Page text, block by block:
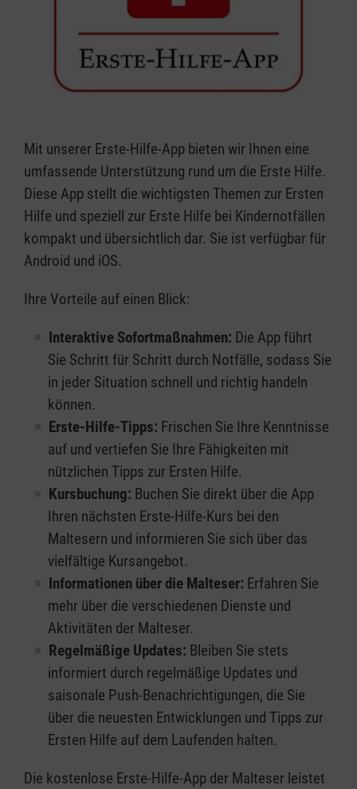
Mit unserer Erste-Hilfe-App bieten wir Ihnen eine
umfassende Unterstützung rund um die Erste Hilfe.
Diese App stellt die wichtigsten Themen zur Ersten
Hilfe und speziell zur Erste Hilfe bei Kindernotfällen
kompakt und übersichtlich dar. Sie ist verfügbar für
Android und iOS.
Ihre Vorteile auf einen Blick:
Interaktive Sofortmaßnahmen: Die App führt
Sie Schritt für Schritt durch Notfälle, sodass Sie
in jeder Situation schnell und richtig handeln
können.
Erste-Hilfe-Tipps: Frischen Sie Ihre Kenntnisse
auf und vertiefen Sie Ihre Fähigkeiten mit
nützlichen Tipps zur Ersten Hilfe.
Kursbuchung: Buchen Sie direkt über die App
Ihren nächsten Erste-Hilfe-Kurs bei den
Maltesern und informieren Sie sich über das
vielfältige Kursangebot.
Informationen über die Malteser: Erfahren Sie
mehr über die verschiedenen Dienste und
Aktivitäten der Malteser.
Regelmäßige Updates: Bleiben Sie stets
informiert durch regelmäßige Updates und
saisonale Push-Benachrichtigungen, die Sie
über die neuesten Entwicklungen und Tipps zur
Ersten Hilfe auf dem Laufenden halten.
Die kostenlose Erste-Hilfe-App der Malteser leistet